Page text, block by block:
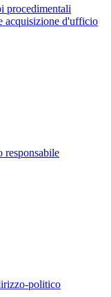
procedimentali
acquisizione d'ufficio
politico